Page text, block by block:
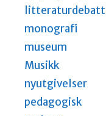
litteraturdebatt
monografi
museum
Musikk
nyutgivelser
pedagogisk